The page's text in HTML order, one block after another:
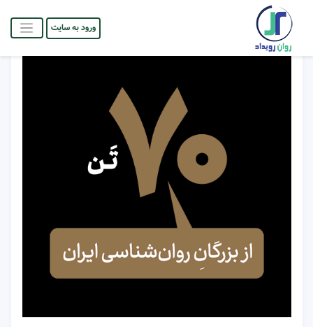
ورود به سایت